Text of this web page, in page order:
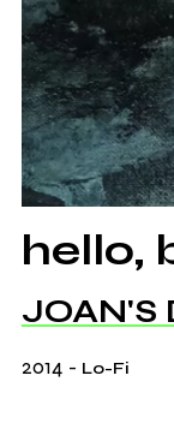
hello,
JOAN'S
2014 - Lo-Fi